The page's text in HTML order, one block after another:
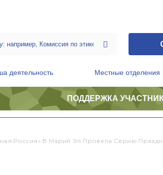
деятельность Местные отделения
ПОДДЕРЖКА
Россия» В Марий Эл Провела Серию